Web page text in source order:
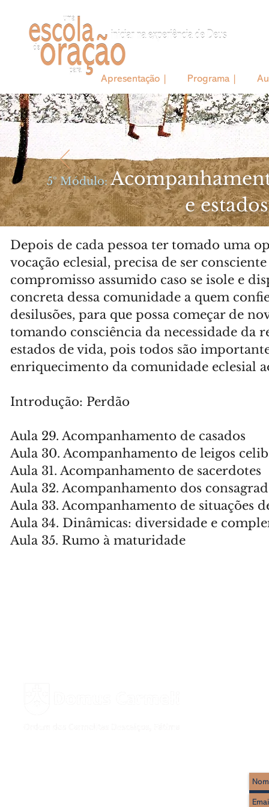
Apresentação | Programa |
5º Módulo:
e
Depois de cada pessoa ter tomado uma
vocação eclesial, precisa de ser
compromisso assumido caso se isole e
concreta dessa comunidade a quem
desilusões, para que possa começar de
tomando consciência da necessidade da
estados de vida, pois todos são
enriquecimento da comunidade eclesial
Introdução: Perdão
Aula 29. Acompanhamento de casados
Aula 30. Acompanhamento de leigos
Aula 31. Acompanhamento de sacerdotes
Aula 32. Acompanhamento dos
Aula 33. Acompanhamento de situações
Aula 34. Dinâmicas: diversidade e
Aula 35. Rumo à maturidade